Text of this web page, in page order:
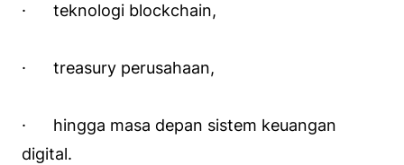
· teknologi blockchain,
· treasury perusahaan,
· hingga masa depan sistem keuangan
digital.